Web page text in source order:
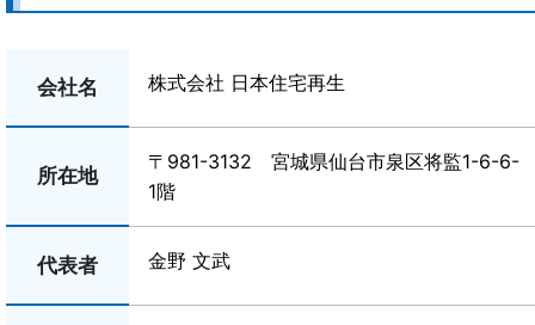
会社名 株式会社 日本住宅再生
所在地
〒981-3132 宮城県仙台市泉区将監1-6-6-
1階
代表者 金野 文武